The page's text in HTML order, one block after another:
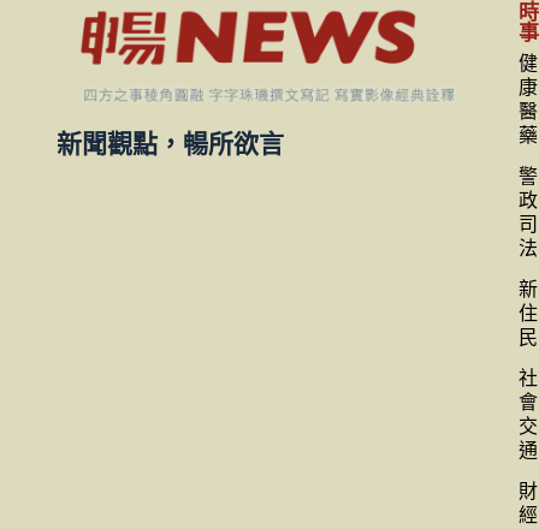
新聞觀點，暢所欲言
時
事
健
康
醫
藥
警
政
司
法
新
住
民
社
會
交
通
財
經